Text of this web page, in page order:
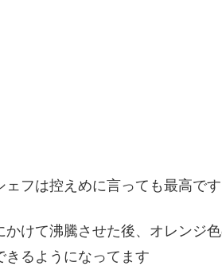
フは控えめに言っても最高です
けて沸騰させた後、オレンジ
きるようになってます